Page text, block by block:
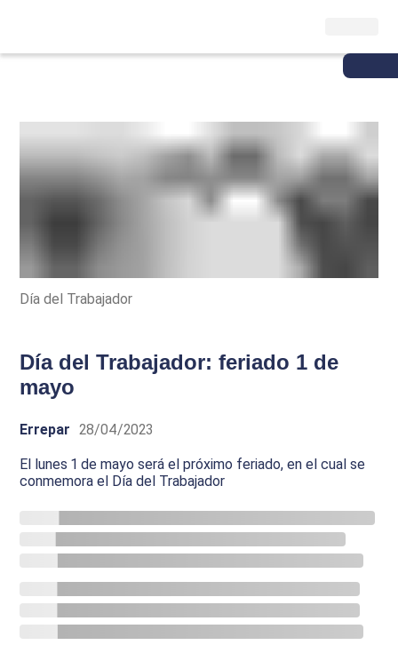
Día del Trabajador
Día del Trabajador: feriado 1 de
mayo
Errepar 28/04/2023
El lunes 1 de mayo será el próximo feriado, en el cual se
conmemora el Día del Trabajador